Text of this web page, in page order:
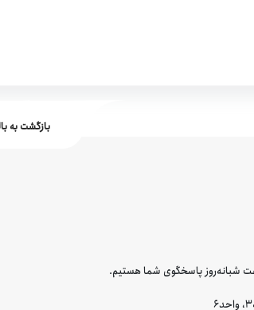
بازگشت به